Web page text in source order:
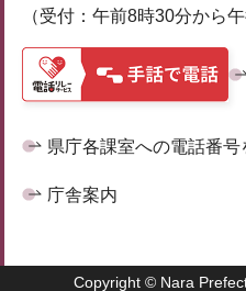
（受付：午前8時30分から
県庁各課室への電話番号
庁舎案内
Copyright © Nara